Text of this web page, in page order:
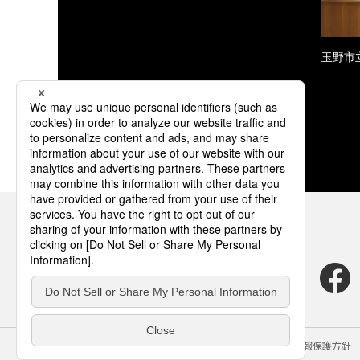
玉野市
サイトのご利用にあたって クッキーポリシー 個人情報保護方針